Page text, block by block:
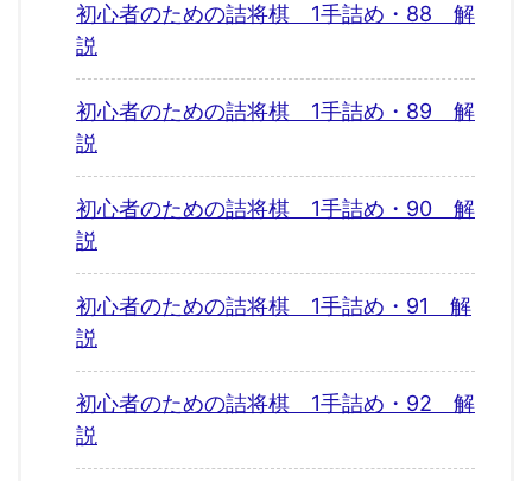
初心者のための詰将棋 1手詰め・88 解
説
初心者のための詰将棋 1手詰め・89 解
説
初心者のための詰将棋 1手詰め・90 解
説
初心者のための詰将棋 1手詰め・91 解
説
初心者のための詰将棋 1手詰め・92 解
説